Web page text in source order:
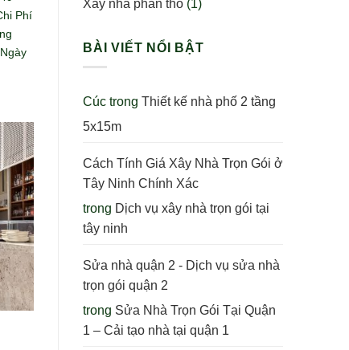
Phí
Xây nhà phần thô (1)
BÀI VIẾT NỔI BẬT
Cúc trong Thiết kế nhà phố 2 tầng
5x15m
Cách Tính Giá Xây Nhà Trọn Gói ở
Tây Ninh Chính Xác
trong Dịch vụ xây nhà trọn gói tại
tây ninh
Sửa nhà quận 2 - Dịch vụ sửa nhà
trọn gói quận 2
trong Sửa Nhà Trọn Gói Tại Quận
1 – Cải tạo nhà tại quận 1